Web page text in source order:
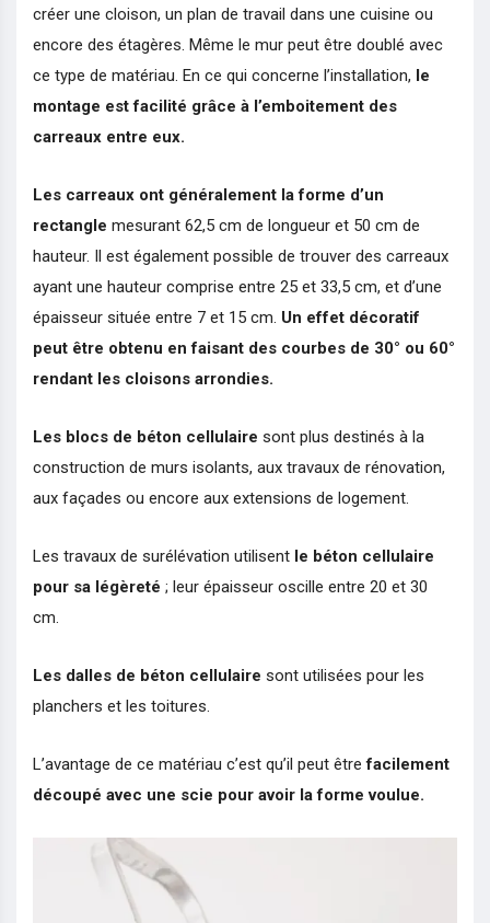
créer une cloison, un plan de travail dans une cuisine ou
encore des étagères. Même le mur peut être doublé avec
ce type de matériau. En ce qui concerne l’installation, le
montage est facilité grâce à l’emboitement des
carreaux entre eux.
Les carreaux ont généralement la forme d’un
rectangle mesurant 62,5 cm de longueur et 50 cm de
hauteur. Il est également possible de trouver des carreaux
ayant une hauteur comprise entre 25 et 33,5 cm, et d’une
épaisseur située entre 7 et 15 cm. Un effet décoratif
peut être obtenu en faisant des courbes de 30° ou 60°
rendant les cloisons arrondies.
Les blocs de béton cellulaire sont plus destinés à la
construction de murs isolants, aux travaux de rénovation,
aux façades ou encore aux extensions de logement.
Les travaux de surélévation utilisent le béton cellulaire
pour sa légèreté ; leur épaisseur oscille entre 20 et 30
cm.
Les dalles de béton cellulaire sont utilisées pour les
planchers et les toitures.
L’avantage de ce matériau c’est qu’il peut être facilement
découpé avec une scie pour avoir la forme voulue.